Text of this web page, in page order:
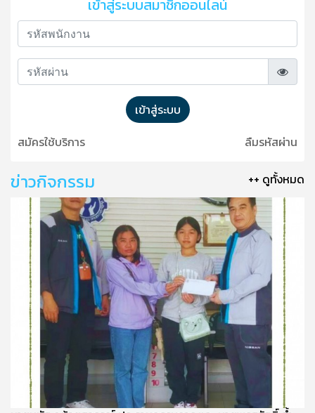
เข้าสู่ระบบสมาชิกออนไลน์
เข้าสู่ระบบ
สมัครใช้บริการ
ลืมรหัสผ่าน
ข่าวกิจกรรม ++ ดูทั้งหมด